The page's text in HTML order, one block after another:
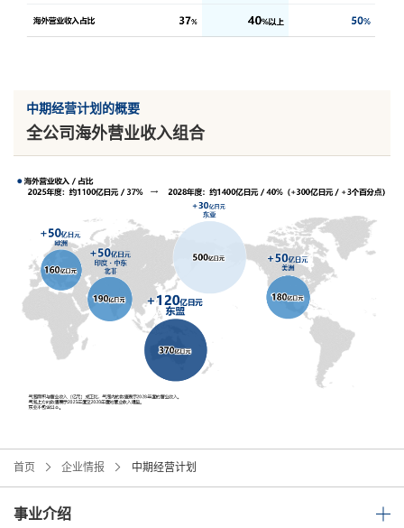
中期经营计划的概要
全公司海外营业收入组合
首页 企业情报 中期经营计划
事业介绍